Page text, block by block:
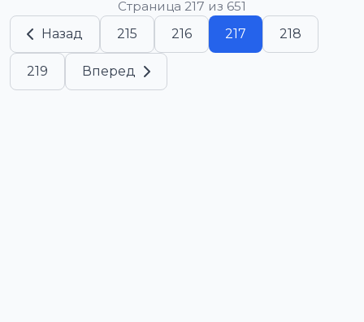
Страница 217 из 651
Назад
215 216 217 218
219 Вперед